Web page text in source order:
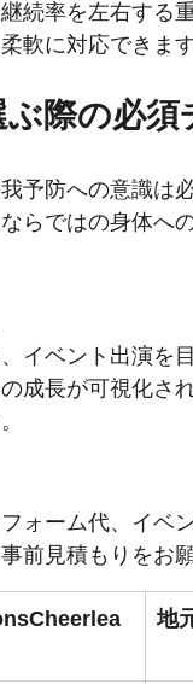
続率を左右する
軟に対応できます
際の必須
予防への意識は
らではの身体へ
イベント出演を
成長が可視化さ
ォーム代、イベ
前見積もりをお
地